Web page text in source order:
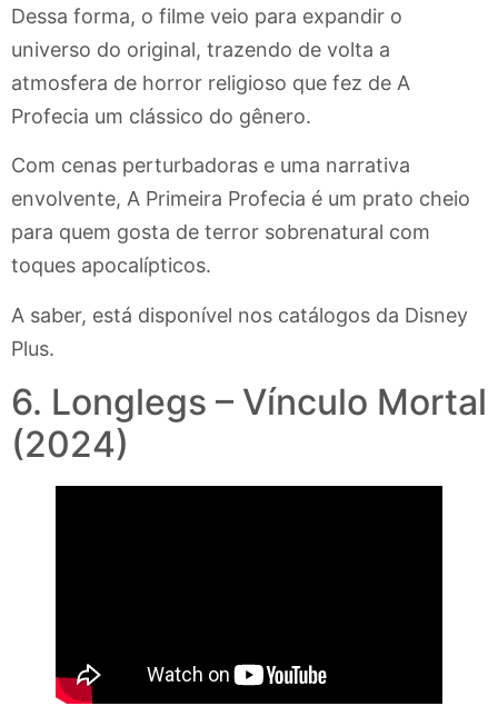
Dessa forma, o filme veio para expandir o
universo do original, trazendo de volta a
atmosfera de horror religioso que fez de A
Profecia um clássico do gênero.
Com cenas perturbadoras e uma narrativa
envolvente, A Primeira Profecia é um prato cheio
para quem gosta de terror sobrenatural com
toques apocalípticos.
A saber, está disponível nos catálogos da Disney
Plus.
6. Longlegs – Vínculo Mortal
(2024)